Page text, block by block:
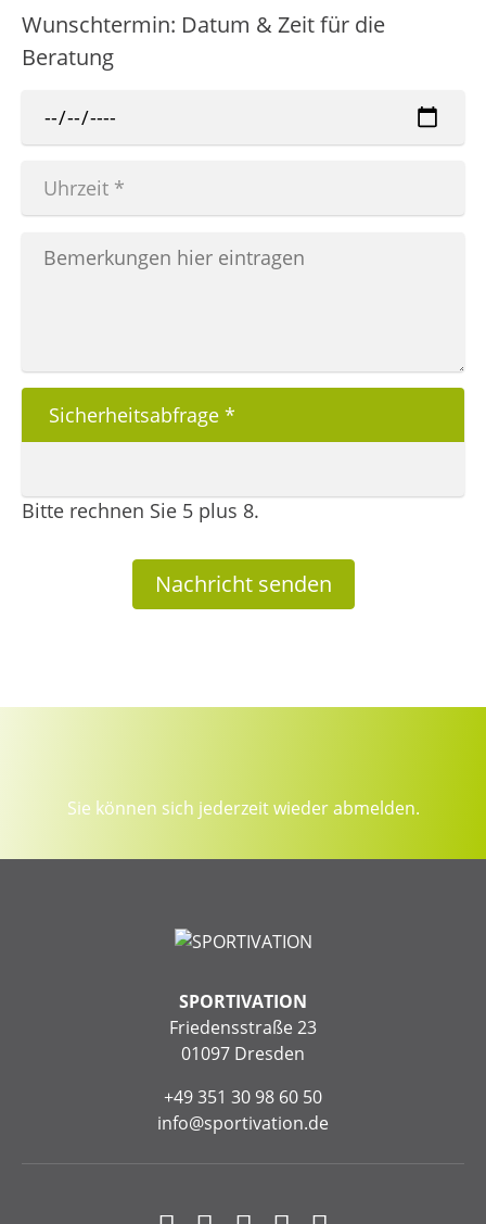
Wunschtermin: Datum & Zeit für die
Beratung
Sicherheitsabfrage *
Bitte rechnen Sie 5 plus 8.
Nachricht senden
Sie können sich jederzeit wieder abmelden.
SPORTIVATION
Friedensstraße 23
01097 Dresden
+49 351 30 98 60 50
info@sportivation.de